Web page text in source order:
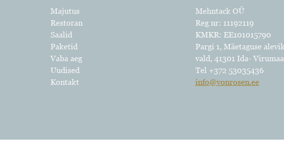
Majutus
Restoran
Saalid
Paketid
Vaba aeg
Uudised
Kontakt
Mehntack OÜ
Reg nr: 11192119
KMKR: EE101015790
Pargi 1, Mäetaguse
vald, 41301 Ida- Virumaa
Tel +372 53035436
info@vonrosen.ee